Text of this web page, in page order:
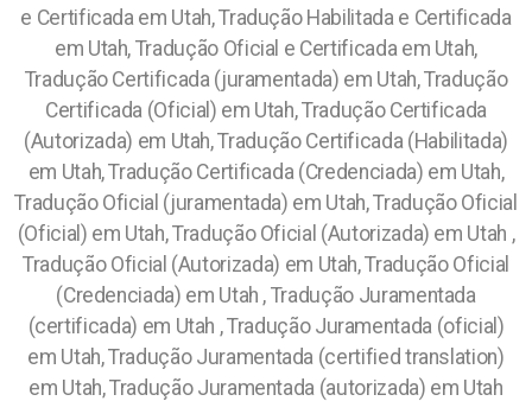
e Certificada em Utah, Tradução Habilitada e Certificada
em Utah, Tradução Oficial e Certificada em Utah,
Tradução Certificada (juramentada) em Utah, Tradução
Certificada (Oficial) em Utah, Tradução Certificada
(Autorizada) em Utah, Tradução Certificada (Habilitada)
em Utah, Tradução Certificada (Credenciada) em Utah,
Tradução Oficial (juramentada) em Utah, Tradução Oficial
(Oficial) em Utah, Tradução Oficial (Autorizada) em Utah ,
Tradução Oficial (Autorizada) em Utah, Tradução Oficial
(Credenciada) em Utah , Tradução Juramentada
(certificada) em Utah , Tradução Juramentada (oficial)
em Utah, Tradução Juramentada (certified translation)
em Utah, Tradução Juramentada (autorizada) em Utah